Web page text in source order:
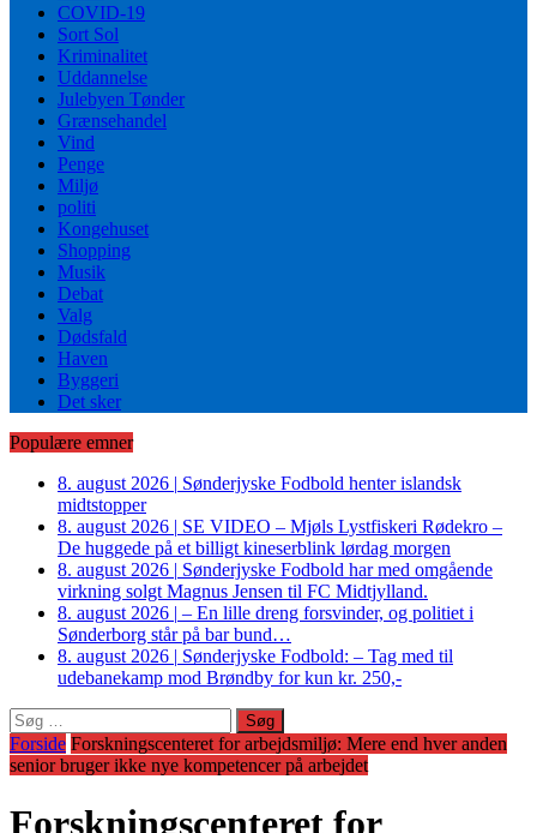
COVID-19
Sort Sol
Kriminalitet
Uddannelse
Julebyen Tønder
Grænsehandel
Vind
Penge
Miljø
politi
Kongehuset
Shopping
Musik
Debat
Valg
Dødsfald
Haven
Byggeri
Det sker
Populære emner
8. august 2026 | Sønderjyske Fodbold henter islandsk
midtstopper
8. august 2026 | SE VIDEO – Mjøls Lystfiskeri Rødekro –
De huggede på et billigt kineserblink lørdag morgen
8. august 2026 | Sønderjyske Fodbold har med omgående
virkning solgt Magnus Jensen til FC Midtjylland.
8. august 2026 | – En lille dreng forsvinder, og politiet i
Sønderborg står på bar bund…
8. august 2026 | Sønderjyske Fodbold: – Tag med til
udebanekamp mod Brøndby for kun kr. 250,-
Søg
efter:
Forside Forskningscenteret for arbejdsmiljø: Mere end hver anden
senior bruger ikke nye kompetencer på arbejdet
Forskningscenteret for